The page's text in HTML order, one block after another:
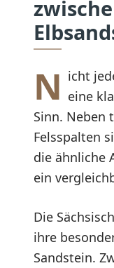
N icht
eine
Sinn. Neben
Felsspalten
die ähnliche
ein
Die
ihre
Sandstein.